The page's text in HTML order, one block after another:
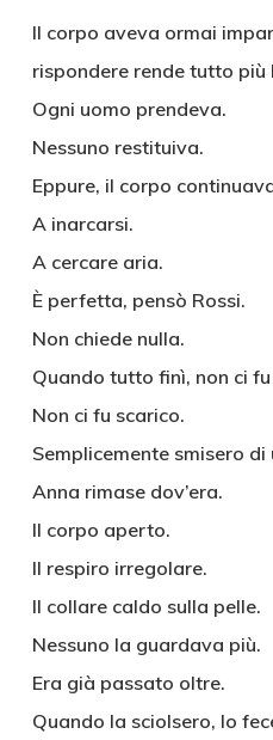
Il corpo aveva ormai
rispondere rende tutto più
Ogni uomo prendeva.
Nessuno restituiva.
Eppure, il corpo
A inarcarsi.
A cercare aria.
È perfetta, pensò Rossi.
Non chiede nulla.
Quando tutto finì, non ci
Non ci fu scarico.
Semplicemente smisero di
Anna rimase dov’era.
Il corpo aperto.
Il respiro irregolare.
Il collare caldo sulla pelle.
Nessuno la guardava più.
Era già passato oltre.
Quando la sciolsero, lo